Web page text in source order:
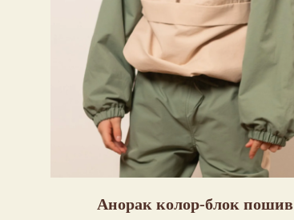
Анорак колор-блок пошив